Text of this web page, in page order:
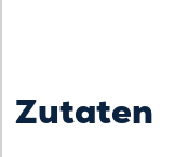
Zutaten